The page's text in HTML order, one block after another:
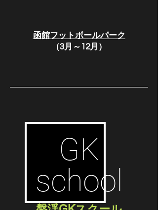
函館フットボールパーク
（3月～12月）
GK
school